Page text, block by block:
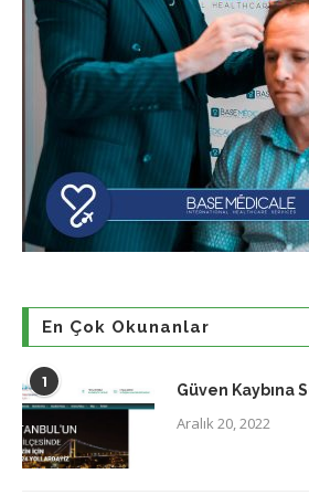
En Çok Okunanlar
1 Güven Kaybına
Aralık 20, 2022